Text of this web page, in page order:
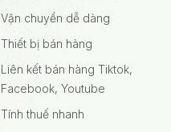
Vận chuyển dễ dàng
Thiết bị bán hàng
Liên kết bán hàng Tiktok,
Facebook, Youtube
Tính thuế nhanh